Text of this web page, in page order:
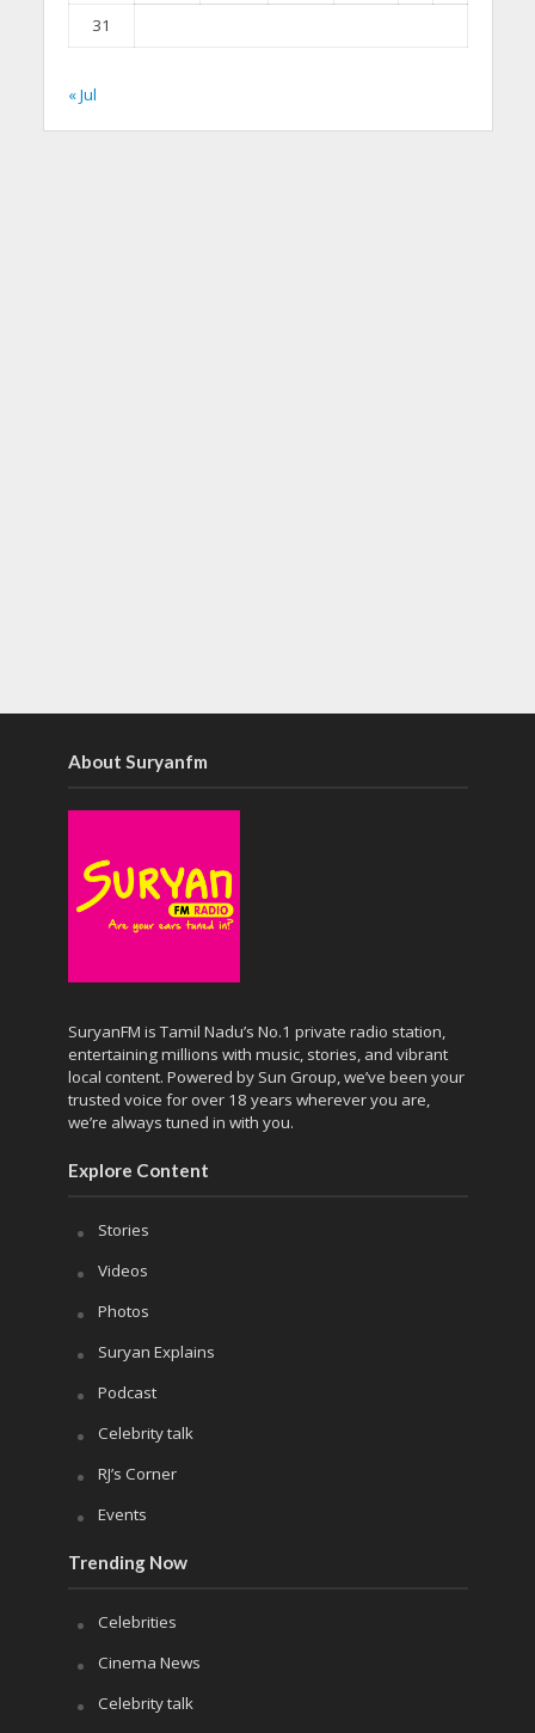
31
« Jul
About Suryanfm
SuryanFM is Tamil Nadu’s No.1 private radio station,
entertaining millions with music, stories, and vibrant
local content. Powered by Sun Group, we’ve been your
trusted voice for over 18 years wherever you are,
we’re always tuned in with you.
Explore Content
Stories
Videos
Photos
Suryan Explains
Podcast
Celebrity talk
RJ’s Corner
Events
Trending Now
Celebrities
Cinema News
Celebrity talk